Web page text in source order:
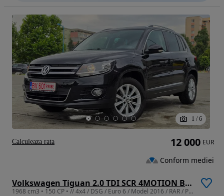
1 / 6
Volkswagen Tiguan 2.0 TDI SCR 4MOTION BlueMotion Technology DSG Sport & Style
1968 cm3 • 150 CP • // 4x4 / DSG / Euro 6 / Model 2016 / RAR / Provizorii / Garantie //
12 000 EUR
Conform mediei
Calculeaza rata